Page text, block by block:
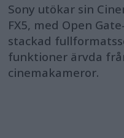
Sony utökar sin
FX5, med Open
stackad
funktioner ärvda
cinemakameror.